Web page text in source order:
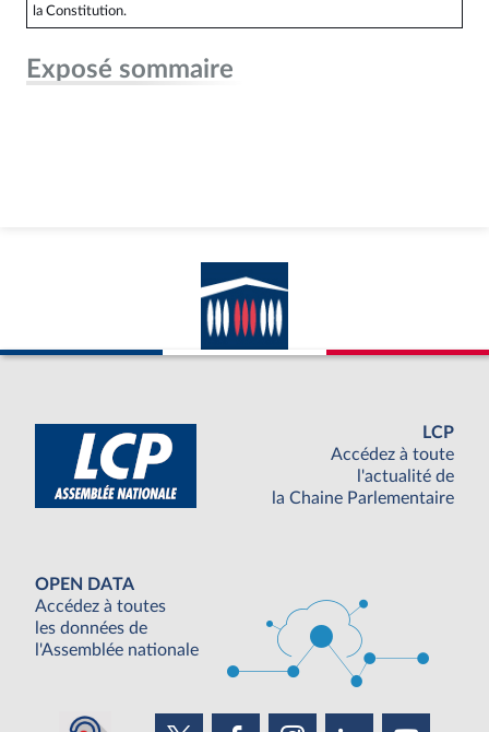
la Constitution.
Exposé sommaire
LCP
Accédez à toute
l'actualité de
la Chaine Parlementaire
OPEN DATA
Accédez à toutes
les données de
l'Assemblée nationale